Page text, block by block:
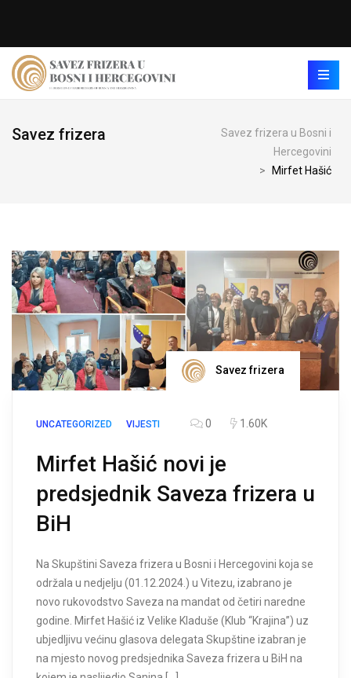
Savez frizera
Savez frizera u Bosni i
Hercegovini
>
Mirfet Hašić
Savez frizera
UNCATEGORIZED VIJESTI 0 1.60K
Mirfet Hašić novi je
predsjednik Saveza frizera u
BiH
Na Skupštini Saveza frizera u Bosni i Hercegovini koja se
održala u nedjelju (01.12.2024.) u Vitezu, izabrano je
novo rukovodstvo Saveza na mandat od četiri naredne
godine. Mirfet Hašić iz Velike Kladuše (Klub “Krajina”) uz
ubjedljivu većinu glasova delegata Skupštine izabran je
na mjesto novog predsjednika Saveza frizera u BiH na